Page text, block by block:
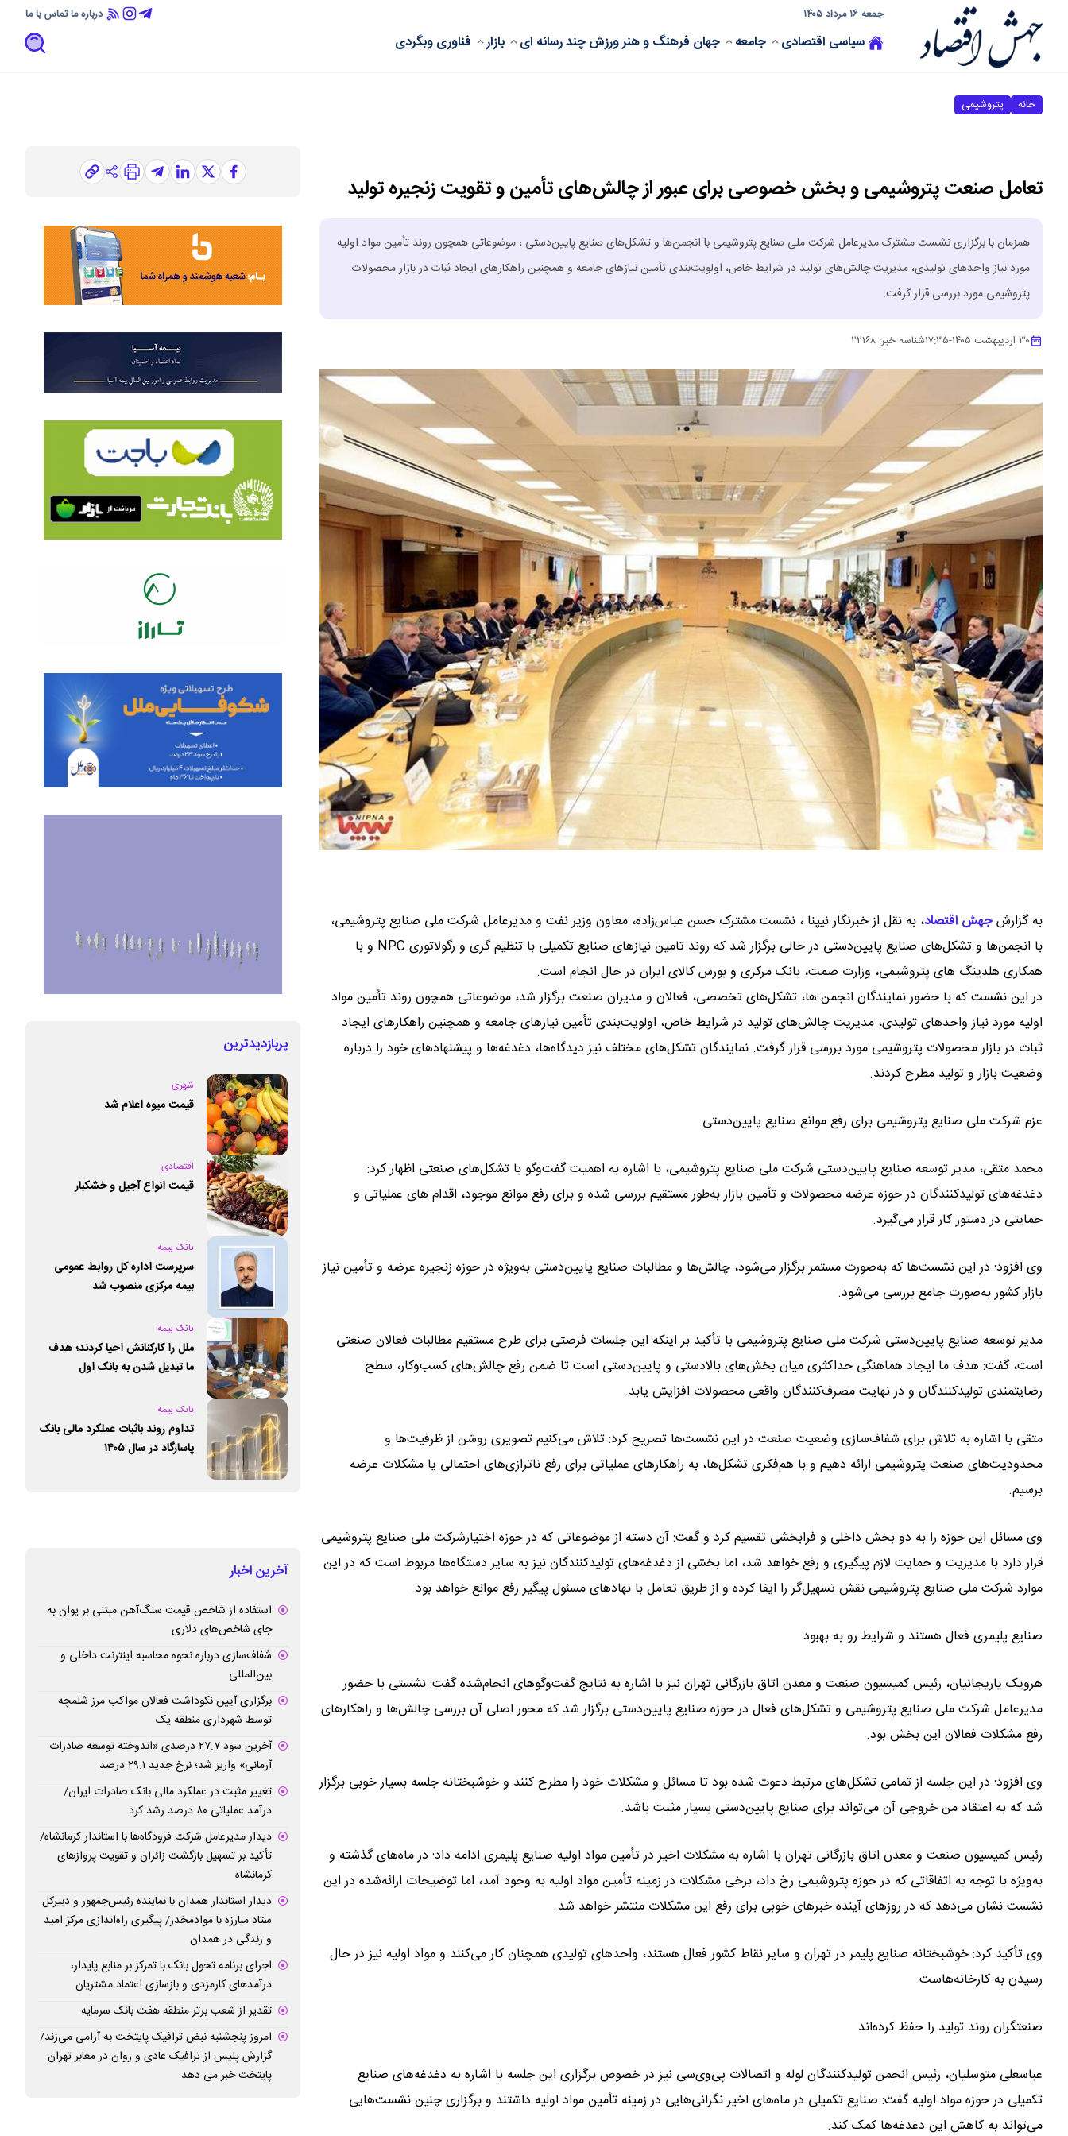
جمعه ۱۶ مرداد ۱۴۰۵ درباره ماتماس با ما
سیاسی اقتصادی جامعه جهان فرهنگ و هنرورزشچند رسانه ای بازار فناوریوبگردی
خانه پتروشیمی
تعامل صنعت پتروشیمی و بخش خصوصی برای عبور از چالش‌های تأمین و تقویت زنجیره تولید
همزمان با برگزاری نشست مشترک مدیرعامل شرکت ملی صنایع پتروشیمی با انجمن‌ها و تشکل‌های صنایع پایین‌دستی ، موضوعاتی همچون روند تأمین مواد اولیه
مورد نیاز واحدهای تولیدی، مدیریت چالش‌های تولید در شرایط خاص، اولویت‌بندی تأمین نیازهای جامعه و همچنین راهکارهای ایجاد ثبات در بازار محصولات
پتروشیمی مورد بررسی قرار گرفت.
۳۰ اردیبهشت ۱۴۰۵ -۱۷:۳۵شناسه خبر: ۲۲۱۶۸
به گزارشجهش اقتصاد، به نقل از خبرنگار نیپنا ، نشست مشترک حسن عباس‌زاده، معاون وزیر نفت و مدیرعامل شرکت ملی صنایع پتروشیمی،
با انجمن‌ها و تشکل‌های صنایع پایین‌دستی در حالی برگزار شد که روند تامین نیازهای صنایع تکمیلی با تنظیم گری و رگولاتوری NPC و با
همکاری هلدینگ های پتروشیمی، وزارت صمت، بانک مرکزی و بورس کالای ایران در حال انجام است.
در این نشست که با حضور نمایندگان انجمن ها، تشکل‌های تخصصی، فعالان و مدیران صنعت برگزار شد، موضوعاتی همچون روند تأمین مواد
اولیه مورد نیاز واحدهای تولیدی، مدیریت چالش‌های تولید در شرایط خاص، اولویت‌بندی تأمین نیازهای جامعه و همچنین راهکارهای ایجاد
ثبات در بازار محصولات پتروشیمی مورد بررسی قرار گرفت. نمایندگان تشکل‌های مختلف نیز دیدگاه‌ها، دغدغه‌ها و پیشنهادهای خود را درباره
وضعیت بازار و تولید مطرح کردند.
عزم شرکت ملی صنایع پتروشیمی برای رفع موانع صنایع پایین‌دستی
محمد متقی، مدیر توسعه صنایع پایین‌دستی شرکت ملی صنایع پتروشیمی، با اشاره به اهمیت گفت‌وگو با تشکل‌های صنعتی اظهار کرد:
دغدغه‌های تولیدکنندگان در حوزه عرضه محصولات و تأمین بازار به‌طور مستقیم بررسی شده و برای رفع موانع موجود، اقدام های عملیاتی و
حمایتی در دستور کار قرار می‌گیرد.
وی افزود: در این نشست‌ها که به‌صورت مستمر برگزار می‌شود، چالش‌ها و مطالبات صنایع پایین‌دستی به‌ویژه در حوزه زنجیره عرضه و تأمین نیاز
بازار کشور به‌صورت جامع بررسی می‌شود.
مدیر توسعه صنایع پایین‌دستی شرکت ملی صنایع پتروشیمی با تأکید بر اینکه این جلسات فرصتی برای طرح مستقیم مطالبات فعالان صنعتی
است، گفت: هدف ما ایجاد هماهنگی حداکثری میان بخش‌های بالادستی و پایین‌دستی است تا ضمن رفع چالش‌های کسب‌وکار، سطح
رضایتمندی تولیدکنندگان و در نهایت مصرف‌کنندگان واقعی محصولات افزایش یابد.
متقی با اشاره به تلاش برای شفاف‌سازی وضعیت صنعت در این نشست‌ها تصریح کرد: تلاش می‌کنیم تصویری روشن از ظرفیت‌ها و
محدودیت‌های صنعت پتروشیمی ارائه دهیم و با هم‌فکری تشکل‌ها، به راهکارهای عملیاتی برای رفع ناترازی‌های احتمالی یا مشکلات عرضه
برسیم.
وی مسائل این حوزه را به دو بخش داخلی و فرابخشی تقسیم کرد و گفت: آن دسته از موضوعاتی که در حوزه اختیارشرکت ملی صنایع پتروشیمی
قرار دارد با مدیریت و حمایت لازم پیگیری و رفع خواهد شد، اما بخشی از دغدغه‌های تولیدکنندگان نیز به سایر دستگاه‌ها مربوط است که در این
موارد شرکت ملی صنایع پتروشیمی نقش تسهیل‌گر را ایفا کرده و از طریق تعامل با نهادهای مسئول پیگیر رفع موانع خواهد بود.
صنایع پلیمری فعال‌ هستند و شرایط رو به بهبود
هرویک یاریجانیان، رئیس کمیسیون صنعت و معدن اتاق بازرگانی تهران نیز با اشاره به نتایج گفت‌وگوهای انجام‌شده گفت: نشستی با حضور
مدیرعامل شرکت ملی صنایع پتروشیمی و تشکل‌های فعال در حوزه صنایع پایین‌دستی برگزار شد که محور اصلی آن بررسی چالش‌ها و راهکارهای
رفع مشکلات فعالان این بخش بود.
وی افزود: در این جلسه از تمامی تشکل‌های مرتبط دعوت شده بود تا مسائل و مشکلات خود را مطرح کنند و خوشبختانه جلسه بسیار خوبی برگزار
شد که به اعتقاد من خروجی آن می‌تواند برای صنایع پایین‌دستی بسیار مثبت باشد.
رئیس کمیسیون صنعت و معدن اتاق بازرگانی تهران با اشاره به مشکلات اخیر در تأمین مواد اولیه صنایع پلیمری ادامه داد: در ماه‌های گذشته و
به‌ویژه با توجه به اتفاقاتی که در حوزه پتروشیمی رخ داد، برخی مشکلات در زمینه تأمین مواد اولیه به وجود آمد، اما توضیحات ارائه‌شده در این
نشست نشان می‌دهد که در روزهای آینده خبرهای خوبی برای رفع این مشکلات منتشر خواهد شد.
وی تأکید کرد: خوشبختانه صنایع پلیمر در تهران و سایر نقاط کشور فعال هستند، واحدهای تولیدی همچنان کار می‌کنند و مواد اولیه نیز در حال
رسیدن به کارخانه‌هاست.
صنعتگران روند تولید را حفظ کرده‌اند
عباسعلی متوسلیان، رئیس انجمن تولیدکنندگان لوله و اتصالات پی‌وی‌سی نیز در خصوص برگزاری این جلسه با اشاره به دغدغه‌های صنایع
تکمیلی در حوزه مواد اولیه گفت: صنایع تکمیلی در ماه‌های اخیر نگرانی‌هایی در زمینه تأمین مواد اولیه داشتند و برگزاری چنین نشست‌هایی
می‌تواند به کاهش این دغدغه‌ها کمک کند.
پربازدیدترین
شهری
قیمت میوه اعلام شد
اقتصادی
قیمت انواع آجیل و خشکبار
بانک بیمه
سرپرست اداره کل روابط عمومی
بیمه مرکزی منصوب شد
بانک بیمه
ملل را کارکنانش احیا کردند؛ هدف
ما تبدیل شدن به بانک اول
بانک بیمه
تداوم روند باثبات عملکرد مالی بانک
پاسارگاد در سال ۱۴۰۵
آخرین اخبار
استفاده از شاخص قیمت سنگ‌آهن مبتنی بر یوان به
جای شاخص‌های دلاری
شفاف‌سازی درباره نحوه محاسبه اینترنت داخلی و
بین‌المللی
برگزاری آیین نکوداشت فعالان مواکب مرز شلمچه
توسط شهرداری منطقه یک
آخرین سود ۲۷.۷ درصدی «اندوخته توسعه صادرات
آرمانی» واریز شد؛ نرخ جدید ۲۹.۱ درصد
تغییر مثبت در عملکرد مالی بانک صادرات ایران/
درآمد عملیاتی ۸۰ درصد رشد کرد
دیدار مدیرعامل شرکت فرودگاه‌ها با استاندار کرمانشاه/
تأکید بر تسهیل بازگشت زائران و تقویت پروازهای
کرمانشاه
دیدار استاندار همدان با نماینده رئیس‌جمهور و دبیرکل
ستاد مبارزه با موادمخدر/ پیگیری راه‌اندازی مرکز امید
و زندگی در همدان
اجرای برنامه تحول بانک با تمرکز بر منابع پایدار،
درآمدهای کارمزدی و بازسازی اعتماد مشتریان
تقدیر از شعب برتر منطقه هفت بانک سرمایه
امروز پنجشنبه نبض ترافیک پایتخت به آرامی می‌زند/
گزارش پلیس از ترافیک عادی و روان در معابر تهران
پایتخت خبر می دهد